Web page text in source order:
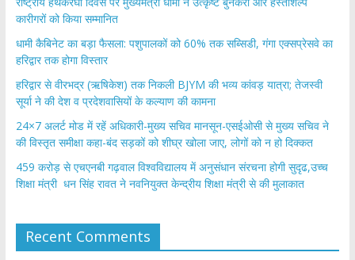
कारीगरों को किया सम्मानित
​धामी कैबिनेट का बड़ा फैसला: पशुपालकों को 60% तक सब्सिडी, गंगा एक्सप्रेसवे का
हरिद्वार तक होगा विस्तार
​हरिद्वार से वीरभद्र (ऋषिकेश) तक निकली BJYM की भव्य कांवड़ यात्रा; तेजस्वी
सूर्या ने की देश व प्रदेशवासियों के कल्याण की कामना
24×7 अलर्ट मोड में रहें अधिकारी-मुख्य सचिव मानसून-एसईओसी से मुख्य सचिव ने
की विस्तृत समीक्षा कहा-बंद सड़कों को शीघ्र खोला जाए, लोगों को न हो दिक्कत
459 करोड़ से एचएनबी गढ़वाल विश्वविद्यालय में अनुसंधान संरचना होगी सुदृढ,उच्च
शिक्षा मंत्री धन सिंह रावत ने नवनियुक्त केन्द्रीय शिक्षा मंत्री से की मुलाकात
Recent Comments